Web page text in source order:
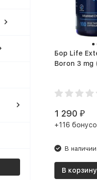
Бор Life
1 290 ₽
+116
В наличии
В корзину